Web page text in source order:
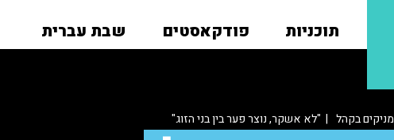
תוכניות פודקאסטים שבת עברית
בקהל | "לא אשקר, נוצר פער בין בני הזוג"